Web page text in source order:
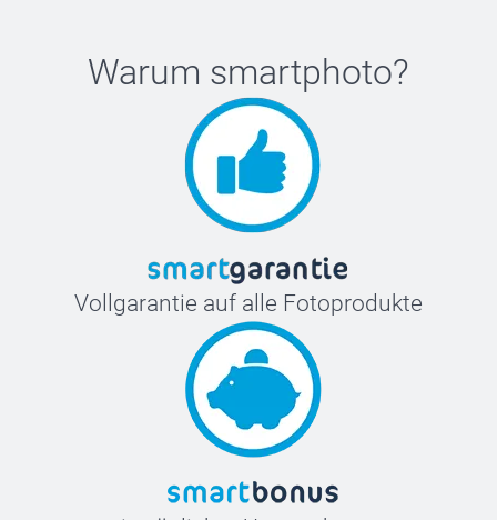
Warum smartphoto?
Vollgarantie auf alle Fotoprodukte